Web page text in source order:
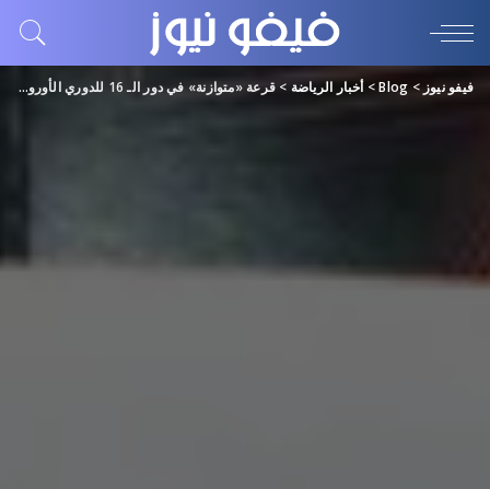
فيفو نيوز >
Blog
>أخبار الرياضة > قرعة «متوازنة» في دور الـ 16 للدوري الأوروبي